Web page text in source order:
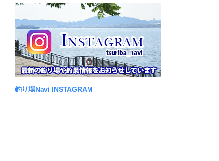
釣り場Navi INSTAGRAM